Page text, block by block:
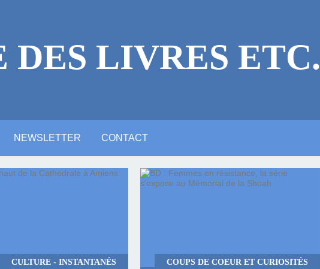
DES LIVRES ETC.
? PHOTOS
VIDÉO YOUTUBE
ACTUALITTÉ
ANIMATION
LINKEDIN
BLUESKY
MASTODONLÉGALES
NEWSLETTER CONTACT
CULTURE - INSTANTANÉS COUPS DE COEUR ET CURIOSITÉS